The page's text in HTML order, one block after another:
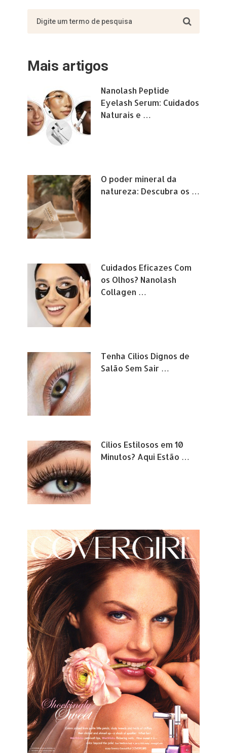
Mais artigos
Nanolash Peptide
Eyelash Serum: Cuidados
Naturais e …
O poder mineral da
natureza: Descubra os …
Cuidados Eficazes Com
os Olhos? Nanolash
Collagen …
Tenha Cílios Dignos de
Salão Sem Sair …
Cílios Estilosos em 10
Minutos? Aqui Estão …